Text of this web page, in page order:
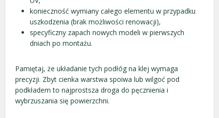
konieczność wymiany całego elementu w przypadku
uszkodzenia (brak możliwości renowacji),
specyficzny zapach nowych modeli w pierwszych
dniach po montażu.
Pamiętaj, że układanie tych podłóg na klej wymaga
precyzji. Zbyt cienka warstwa spoiwa lub wilgoć pod
podkładem to najprostsza droga do pęcznienia i
wybrzuszania się powierzchni.